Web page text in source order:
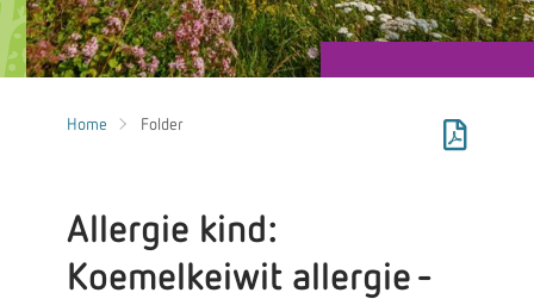
Home Folder
Allergie kind:
Koemelkeiwit allergie -